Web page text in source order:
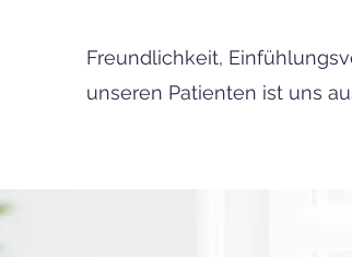
Freundlichkeit,
unseren Patienten ist uns